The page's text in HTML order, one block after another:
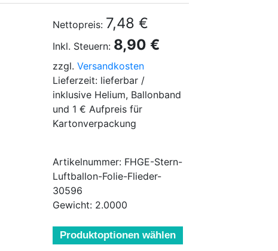
Nettopreis: 7,48 €
Inkl. Steuern: 8,90 €
zzgl. Versandkosten
Lieferzeit: lieferbar /
inklusive Helium, Ballonband
und 1 € Aufpreis für
Kartonverpackung
Artikelnummer: FHGE-Stern-
Luftballon-Folie-Flieder-
30596
Gewicht: 2.0000
Produktoptionen wählen